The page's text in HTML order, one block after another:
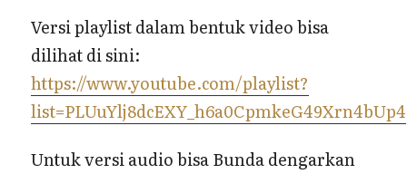
Versi playlist dalam bentuk video bisa
dilihat di sini:
https://www.youtube.com/playlist?
list=PLUuYlj8dcEXY_h6a0CpmkeG49Xrn4bUp4
Untuk versi audio bisa Bunda dengarkan